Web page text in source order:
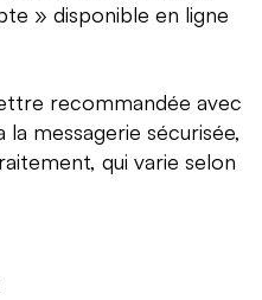
» disponible en ligne
recommandée avec
messagerie sécurisée,
qui varie selon